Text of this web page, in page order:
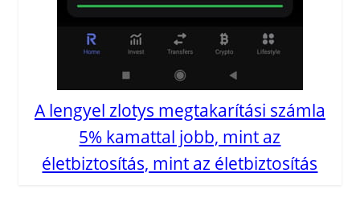
A lengyel zlotys megtakarítási számla
5% kamattal jobb, mint az
életbiztosítás, mint az életbiztosítás